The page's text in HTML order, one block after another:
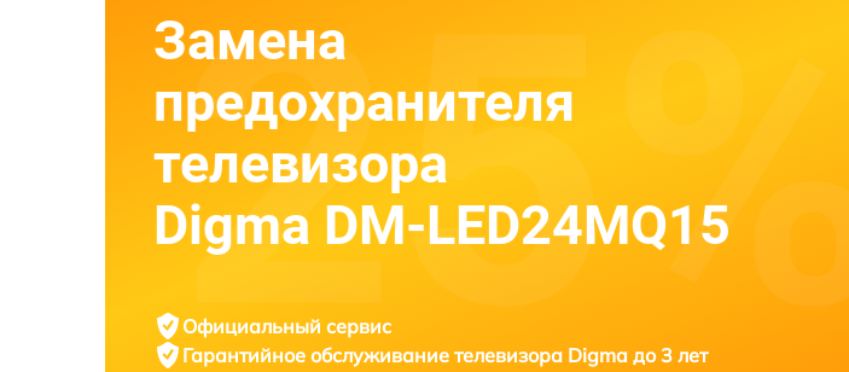
Замена
предохранителя
телевизора
Digma DM-LED24MQ15
Официальный сервис
Гарантийное обслуживание телевизора Digma до 3 лет